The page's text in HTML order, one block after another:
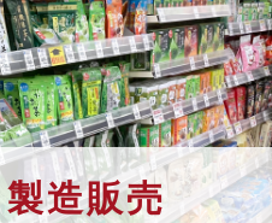
製造販売